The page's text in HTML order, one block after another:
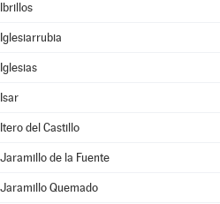
Ibrillos
Iglesiarrubia
Iglesias
Isar
Itero del Castillo
Jaramillo de la Fuente
Jaramillo Quemado